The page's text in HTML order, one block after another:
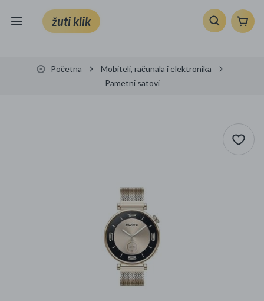
žuti klik
Sport i slobodno vrijeme
Početna
Mobiteli, računala i elektronika
Pametni satovi